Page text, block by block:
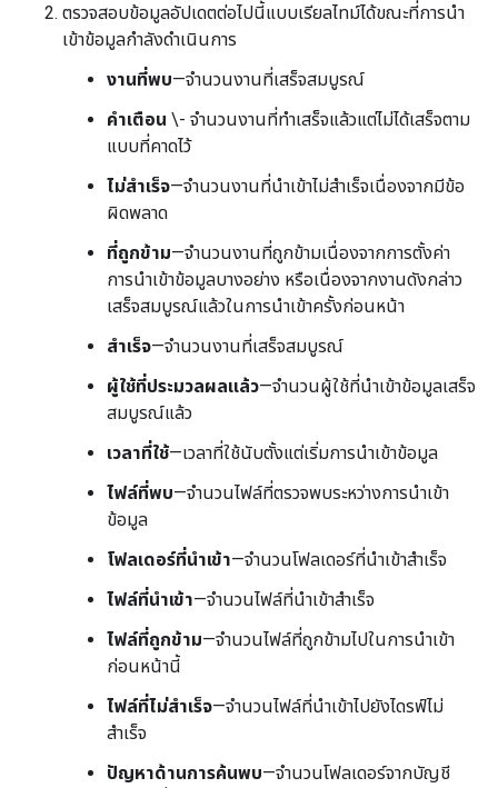
ตรวจสอบข้อมูลอัปเดตต่อไปนี้แบบเรียลไทม์ได้ขณะที่การนำ
เข้าข้อมูลกำลังดำเนินการ
งานที่พบ—จำนวนงานที่เสร็จสมบูรณ์
คำเตือน \- จำนวนงานที่ทำเสร็จแล้วแต่ไม่ได้เสร็จตาม
แบบที่คาดไว้
ไม่สำเร็จ—จำนวนงานที่นำเข้าไม่สำเร็จเนื่องจากมีข้อ
ผิดพลาด
ที่ถูกข้าม—จำนวนงานที่ถูกข้ามเนื่องจากการตั้งค่า
การนำเข้าข้อมูลบางอย่าง หรือเนื่องจากงานดังกล่าว
เสร็จสมบูรณ์แล้วในการนำเข้าครั้งก่อนหน้า
สำเร็จ—จำนวนงานที่เสร็จสมบูรณ์
ผู้ใช้ที่ประมวลผลแล้ว—จำนวนผู้ใช้ที่นำเข้าข้อมูลเสร็จ
สมบูรณ์แล้ว
เวลาที่ใช้—เวลาที่ใช้นับตั้งแต่เริ่มการนำเข้าข้อมูล
ไฟล์ที่พบ—จำนวนไฟล์ที่ตรวจพบระหว่างการนำเข้า
ข้อมูล
โฟลเดอร์ที่นำเข้า—จำนวนโฟลเดอร์ที่นำเข้าสำเร็จ
ไฟล์ที่นำเข้า—จำนวนไฟล์ที่นำเข้าสำเร็จ
ไฟล์ที่ถูกข้าม—จำนวนไฟล์ที่ถูกข้ามไปในการนำเข้า
ก่อนหน้านี้
ไฟล์ที่ไม่สำเร็จ—จำนวนไฟล์ที่นำเข้าไปยังไดรฟ์ไม่
สำเร็จ
ปัญหาด้านการค้นพบ—จำนวนโฟลเดอร์จากบัญชี